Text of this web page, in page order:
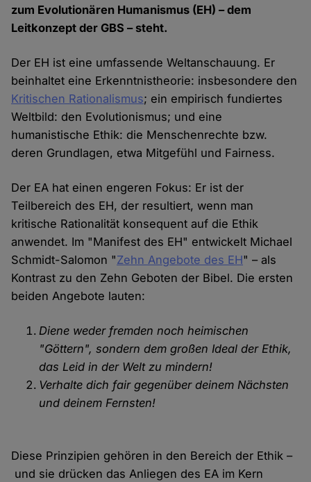
zum Evolutionären Humanismus (EH) – dem
Leitkonzept der GBS – steht.
Der EH ist eine umfassende Weltanschauung. Er
beinhaltet eine Erkenntnistheorie: insbesondere den
Kritischen Rationalismus; ein empirisch fundiertes
Weltbild: den Evolutionismus; und eine
humanistische Ethik: die Menschenrechte bzw.
deren Grundlagen, etwa Mitgefühl und Fairness.
Der EA hat einen engeren Fokus: Er ist der
Teilbereich des EH, der resultiert, wenn man
kritische Rationalität konsequent auf die Ethik
anwendet. Im "Manifest des EH" entwickelt Michael
Schmidt-Salomon "Zehn Angebote des EH" – als
Kontrast zu den Zehn Geboten der Bibel. Die ersten
beiden Angebote lauten:
Diene weder fremden noch heimischen
"Göttern", sondern dem großen Ideal der Ethik,
das Leid in der Welt zu mindern!
Verhalte dich fair gegenüber deinem Nächsten
und deinem Fernsten!
Diese Prinzipien gehören in den Bereich der Ethik –
und sie drücken das Anliegen des EA im Kern